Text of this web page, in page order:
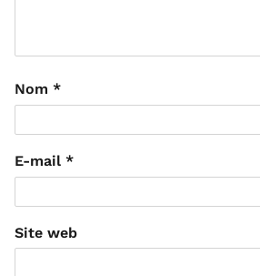
Nom *
E-mail *
Site web